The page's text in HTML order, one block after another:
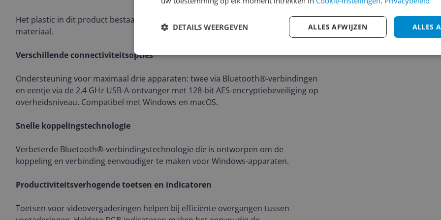
Het plastic in dit product bestaat voor 43% uit post-consumer recycled (PCR)
materiaal.
Verschillende connectiviteitsopties
Ondersteuning voor maximaal drie apparaten: twee via Bluetooth®-verbindingen
en eentje via de 2,4 GHz USB-A-ontvanger met 128-bit AES-encryptiebeveiliging op
overheidsniveau. Compatibel met Windows en macOS.
Snelle koppelingstechnologie
Verbeterde Bluetooth®-verbindingstechnologie die is ontworpen om de
koppeling en verbinding eenvoudiger te maken voor Windows-apparaten.
Productiviteitsverhogende toetsen en indicatoren
Toetsen voor videovergaderingen helpen bij efficiënte overgangen tussen
ALLES
ALLES AFWIJZEN
DETAILS WEERGEVEN